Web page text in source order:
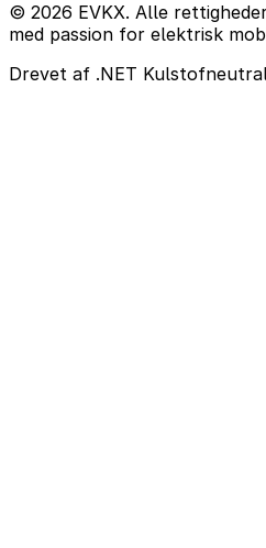
© 2026 EVKX. Alle
med passion for elektrisk
Drevet af .NET